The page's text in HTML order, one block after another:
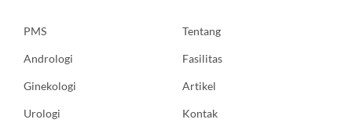
PMS
Andrologi
Ginekologi
Urologi
Tentang
Fasilitas
Artikel
Kontak